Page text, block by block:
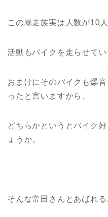
この暴走族実は人数が10人
活動もバイクを走らせて
おまけにそのバイクも爆
ったと言いますから、
どちらかというとバイク
ょうか。
そんな常田さんとあばれ